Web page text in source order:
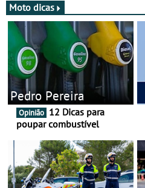
Moto dicas
Pedro Pereira
Opinião
poupar combustível